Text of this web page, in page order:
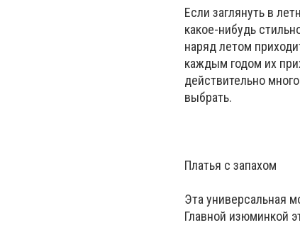
Если заглянуть в
какое-нибудь
наряд летом
каждым годом их
действительно
выбрать.
Платья с запахом
Эта универсальная
Главной изюминкой